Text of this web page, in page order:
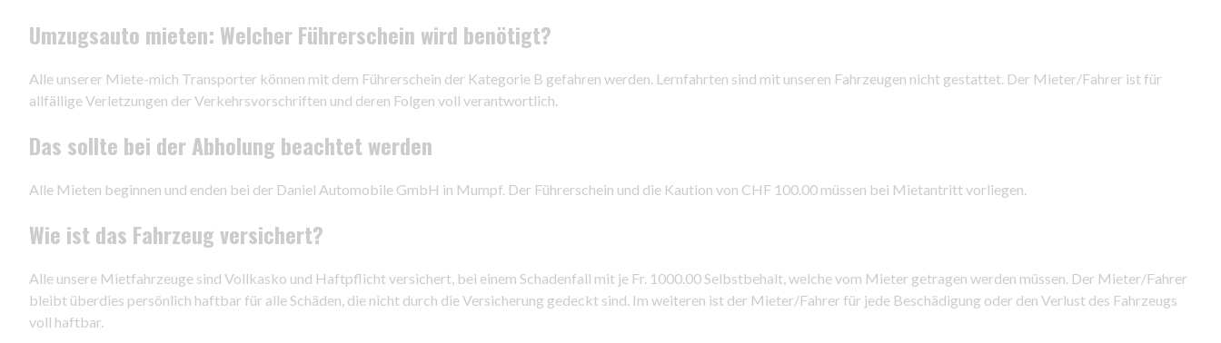
Umzugsauto mieten: Welcher Führerschein wird benötigt?
Alle unserer Miete-mich Transporter können mit dem Führerschein der Kategorie B gefahren werden. Lernfahrten sind mit unseren Fahrzeugen nicht gestattet. Der Mieter/Fahrer ist für
allfällige Verletzungen der Verkehrsvorschriften und deren Folgen voll verantwortlich.
Das sollte bei der Abholung beachtet werden
Alle Mieten beginnen und enden bei der Daniel Automobile GmbH in Mumpf. Der Führerschein und die Kaution von CHF 100.00 müssen bei Mietantritt vorliegen.
Wie ist das Fahrzeug versichert?
Alle unsere Mietfahrzeuge sind Vollkasko und Haftpflicht versichert, bei einem Schadenfall mit je Fr. 1000.00 Selbstbehalt, welche vom Mieter getragen werden müssen. Der Mieter/Fahrer
bleibt überdies persönlich haftbar für alle Schäden, die nicht durch die Versicherung gedeckt sind. Im weiteren ist der Mieter/Fahrer für jede Beschädigung oder den Verlust des Fahrzeugs
voll haftbar.